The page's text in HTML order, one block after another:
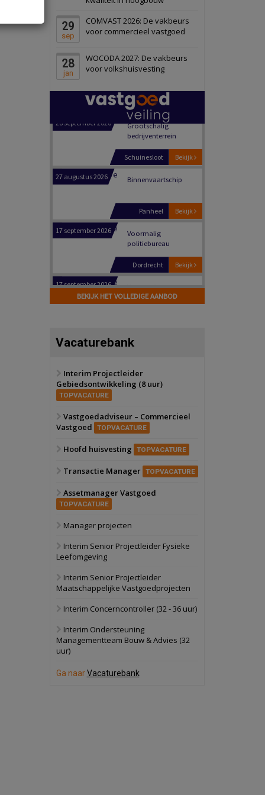
29
sep
COMVAST 2026: De vakbeurs
voor commercieel vastgoed
28
jan
WOCODA 2027: De vakbeurs
voor volkshuisvesting
Schiedam
22 september 2026 Attractiepark
Bekijk
Oranje
28 september 2026
bedrijventerrein
Schuinesloot
Binnenvaartschip
politiebureau
Voormalig
politiebureau
17 september 2026
Voormalig
Zwanenburg
6 oktober 2026
Oranje
28 september 2026
bedrijventerrein
Bekijk
Schuinesloot
politiebureau
17 september 2026
Voormalig
BEKIJK HET VOLLEDIGE AANBOD
Vacaturebank
Interim Projectleider
Gebiedsontwikkeling (8 uur)
TOPVACATURE
Vastgoedadviseur – Commercieel
Vastgoed
TOPVACATURE
Hoofd huisvesting TOPVACATURE
Transactie Manager TOPVACATURE
Assetmanager Vastgoed
TOPVACATURE
Manager projecten
Interim Senior Projectleider Fysieke
Leefomgeving
Interim Senior Projectleider
Maatschappelijke Vastgoedprojecten
Interim Concerncontroller (32 - 36 uur)
Interim Ondersteuning
Managementteam Bouw & Advies (32
uur)
Ga naarVacaturebank